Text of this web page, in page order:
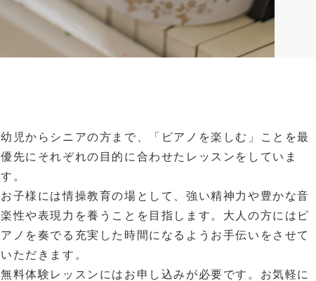
幼児からシニアの方まで、「ピアノを楽しむ」ことを最
優先にそれぞれの目的に合わせたレッスンをしていま
す。
お子様には情操教育の場として、強い精神力や豊かな音
楽性や表現力を養うことを目指します。大人の方にはピ
アノを奏でる充実した時間になるようお手伝いをさせて
いただきます。
無料体験レッスンにはお申し込みが必要です。お気軽に